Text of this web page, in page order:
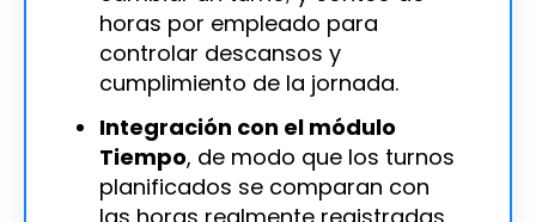
horas por empleado para
controlar descansos y
cumplimiento de la jornada.
Integración con el módulo
Tiempo, de modo que los turnos
planificados se comparan con